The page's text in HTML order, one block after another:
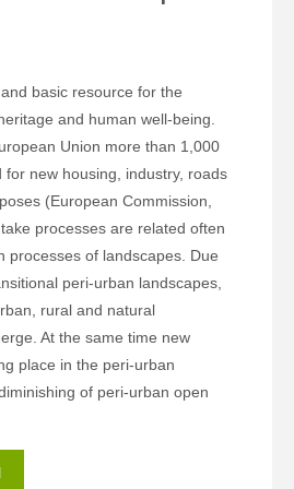
basic resource for the
and human well-being.
Union more than 1,000
for new housing, industry, roads
(European Commission,
processes are related often
processes of landscapes. Due
peri-urban landscapes,
rural and natural
At the same time new
place in the peri-urban
of peri-urban open